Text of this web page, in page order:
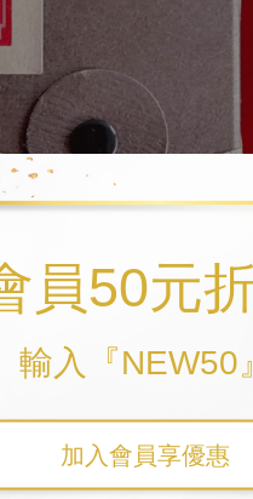
員50元
輸入『NEW50』
加入會員享優惠